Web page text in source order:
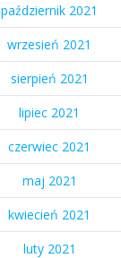
październik 2021
wrzesień 2021
sierpień 2021
lipiec 2021
czerwiec 2021
maj 2021
kwiecień 2021
luty 2021